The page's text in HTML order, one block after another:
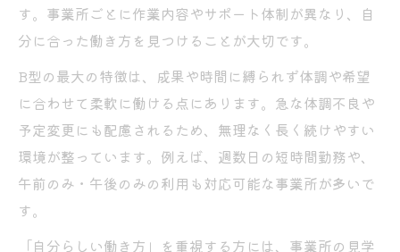
無理なく続ける支援の工夫と日々の安定
就労継続支援B型で安定した生活リズムを実
現
体調や特性に配慮した支援の具体例と工夫
点
B型事業所における日々のサポート体制とは
就労継続支援B型で無理なく働き続けるコツ
す。事業所ごとに作業内容やサポート体制が異なり、自
分に合った働き方を見つけることが大切です。
B型の最大の特徴は、成果や時間に縛られず体調や希望
に合わせて柔軟に働ける点にあります。急な体調不良や
予定変更にも配慮されるため、無理なく長く続けやすい
環境が整っています。例えば、週数日の短時間勤務や、
午前のみ・午後のみの利用も対応可能な事業所が多いで
す。
「自分らしい働き方」を重視する方には、事業所の見学